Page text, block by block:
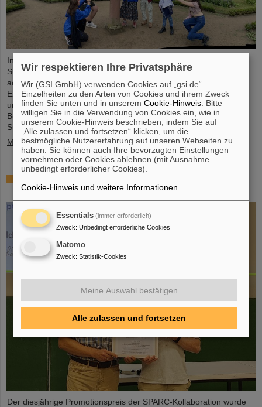
In diesem Jahr nahmen 31 Studierende aus 16 Ländern am
Summer Student Program bei GSI und FAIR teil. Sie verbrachten
acht Wochen auf dem Campus, machten sich mit den
Experimenten und Forschungsfeldern von GSI und FAIR vertraut
und tauchten in die Atmosphäre eines internationalen
Beschleunigerlabors ein. Einblicke bietet der Fotowettbewerb der
Summer Students.
Mehr »
Dickopf
Der diesjährige Promotionspreis der SPARC-Kollaboration wurde
Wir respektieren Ihre Privatsphäre
Wir (GSI GmbH) verwenden Cookies auf „gsi.de“.
Einzelheiten zu den Arten von Cookies und ihrem Zweck
finden Sie unten und in unseremCookie-Hinweis . Bitte
willigen Sie in die Verwendung von Cookies ein, wie in
unserem Cookie-Hinweis beschrieben, indem Sie auf
„Alle zulassen und fortsetzen“ klicken, um die
bestmögliche Nutzererfahrung auf unseren Webseiten zu
haben. Sie können auch Ihre bevorzugten Einstellungen
vornehmen oder Cookies ablehnen (mit Ausnahme
unbedingt erforderlicher Cookies).
Cookie-Hinweis und weitere Informationen
Essentials (immer erforderlich)
Zweck: Unbedingt erforderliche Cookies
Matomo
Zweck: Statistik-Cookies
Meine Auswahl bestätigen
Alle zulassen und fortsetzen